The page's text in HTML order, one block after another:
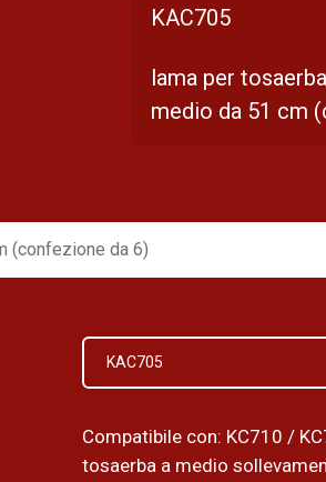
KAC705
lama per
medio da 51 cm
(confezione da 6)
KAC705
Compatibile con: KC710 /
tosaerba a medio